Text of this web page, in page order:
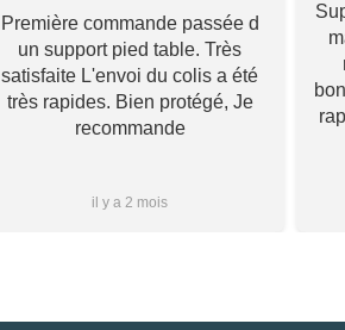
Première commande passée d
un support pied table. Très
satisfaite L'envoi du colis a été
très rapides. Bien protégé, Je
recommande
il y a 2 mois